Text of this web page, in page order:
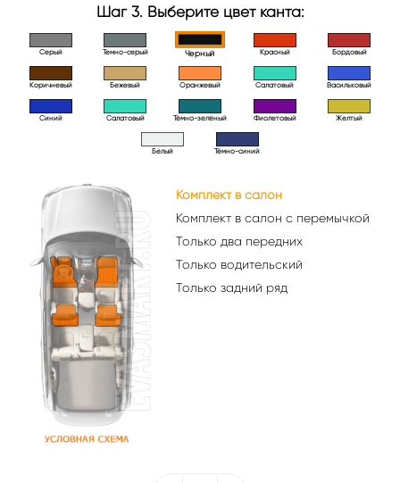
Шаг 3. Выберите цвет канта:
Серый Темно-серый Черный Красный Бордовый
Коричневый Бежевый Оранжевый Салатовый Васильковый
Синий Салатовый Тёмно-зелёный Фиолетовый Желтый
Белый Тёмно-синий
Комплект в салон
Комплект в салон с перемычкой
Только два передних
Только водительский
Только задний ряд